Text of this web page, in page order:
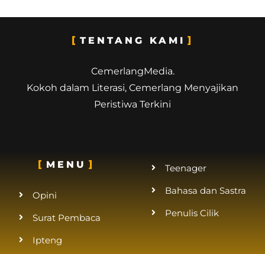
TENTANG KAMI
CemerlangMedia.
Kokoh dalam Literasi, Cemerlang Menyajikan
Peristiwa Terkini
MENU
Opini
Surat Pembaca
Ipteng
Teenager
Bahasa dan Sastra
Penulis Cilik